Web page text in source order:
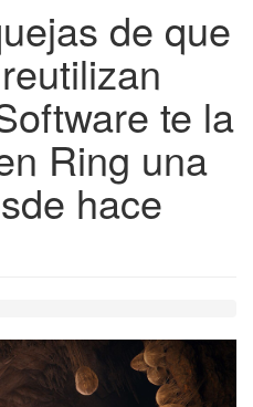
de que
te la
Ring una
hace